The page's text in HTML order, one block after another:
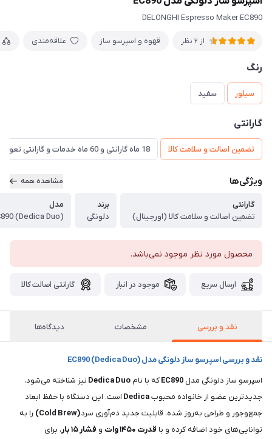
DELONGHI Espresso Maker EC890
از 2 نظر قهوه و اسپرسو ساز علاقه‌مندی
رنگ
سیلور سفید
گارانتی
تضمین اصالت و سلامت کالا 18 ماه گارانتی و 60 ماه خدمات و گارانتی تعویض
ویژگی‌ها مشاهده همه
گارانتی
تضمین اصالت و سلامت کالا (اورجینال)
برند
دلونگی
مدل
(Dedica Duo)
محصول مورد نظر موجود نمی‌باشد.
ارسال سریع موجود در انبار گارانتی اصالت کالا
نقد و بررسی مشخصات دیدگاه‌ها
نقد و بررسی اسپرسو ساز دلونگی مدل EC890 (Dedica Duo)
اسپرسو ساز دلونگی مدل EC890که با نام DedicaDuo
نیز شناخته می‌شود،
جدیدترین عضو از خانواده محبوبDedica است. این دستگاه با حفظ ابعاد
جمع‌وجور و طراحی به‌روز شده، قابلیت جدید دم‌آوری سرد(Cold Brew)
را به
توانایی‌های خود اضافه کرده و با قدرت ۱۴۵۰ وات و فشار ۱۵ بار
، برای